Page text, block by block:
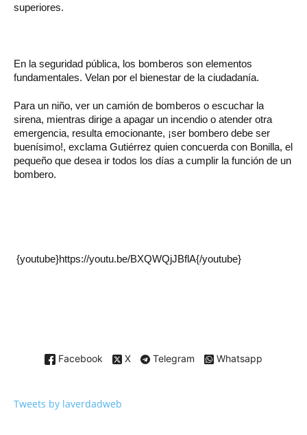
superiores.
En la seguridad pública, los bomberos son elementos
fundamentales. Velan por el bienestar de la ciudadanía.
Para un niño, ver un camión de bomberos o escuchar la
sirena, mientras dirige a apagar un incendio o atender otra
emergencia, resulta emocionante, ¡ser bombero debe ser
buenísimo!, exclama Gutiérrez quien concuerda con Bonilla, el
pequeño que desea ir todos los días a cumplir la función de un
bombero.
{youtube}https://youtu.be/BXQWQjJBflA{/youtube}
Facebook X Telegram Whatsapp
Tweets by laverdadweb